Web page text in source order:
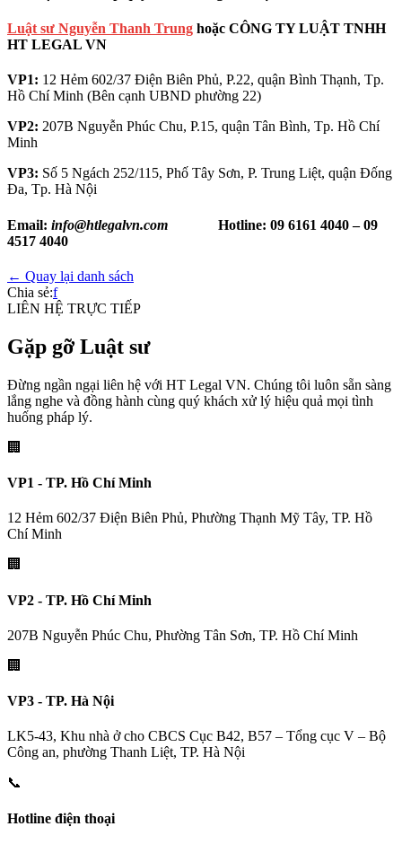
Luật sư Nguyễn Thanh Trung hoặc CÔNG TY LUẬT TNHH
HT LEGAL VN
VP1: 12 Hẻm 602/37 Điện Biên Phủ, P.22, quận Bình Thạnh, Tp.
Hồ Chí Minh (Bên cạnh UBND phường 22)
VP2: 207B Nguyễn Phúc Chu, P.15, quận Tân Bình, Tp. Hồ Chí
Minh
VP3: Số 5 Ngách 252/115, Phố Tây Sơn, P. Trung Liệt, quận Đống
Đa, Tp. Hà Nội
Email: info@htlegalvn.com Hotline: 09 6161 4040 – 09
4517 4040
← Quay lại danh sách
Chia sẻ:f
LIÊN HỆ TRỰC TIẾP
Gặp gỡ Luật sư
Đừng ngần ngại liên hệ với HT Legal VN. Chúng tôi luôn sẵn sàng
lắng nghe và đồng hành cùng quý khách xử lý hiệu quả mọi tình
huống pháp lý.
🏢
VP1 - TP. Hồ Chí Minh
12 Hẻm 602/37 Điện Biên Phủ, Phường Thạnh Mỹ Tây, TP. Hồ
Chí Minh
🏢
VP2 - TP. Hồ Chí Minh
207B Nguyễn Phúc Chu, Phường Tân Sơn, TP. Hồ Chí Minh
🏢
VP3 - TP. Hà Nội
LK5-43, Khu nhà ở cho CBCS Cục B42, B57 – Tổng cục V – Bộ
Công an, phường Thanh Liệt, TP. Hà Nội
📞
Hotline điện thoại